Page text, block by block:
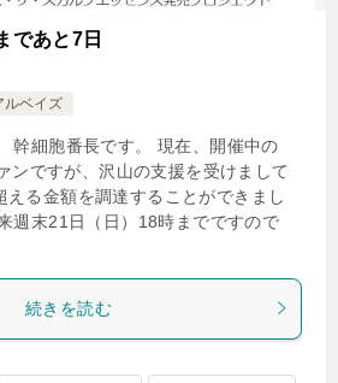
であと7日
ルベイズ
幹細胞番長です。 現在、開催中の
ンですが、沢山の支援を受けまして
える金額を調達することができまし
週末21日（日）18時までですので
続きを読む